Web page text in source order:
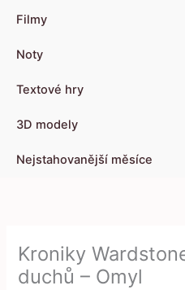
Filmy
Noty
Textové hry
3D modely
Nejstahovanější měsíce
Kroniky
duchů – Omyl